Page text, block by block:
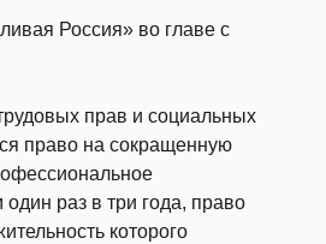
Россия» во главе с
прав и социальных
право на сокращенную
раз в три года, право
которого